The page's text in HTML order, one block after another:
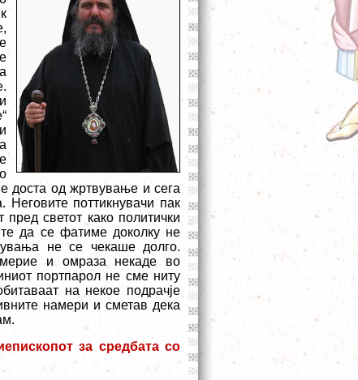
доста од жртвување и сега
поттикнувачи пак
светот како политички
да се фатиме доколку не
не се чекаше долго.
и омраза некаде во
портпарол не сме ниту
на некое подрачје
намери и сметав дека
за средбата со